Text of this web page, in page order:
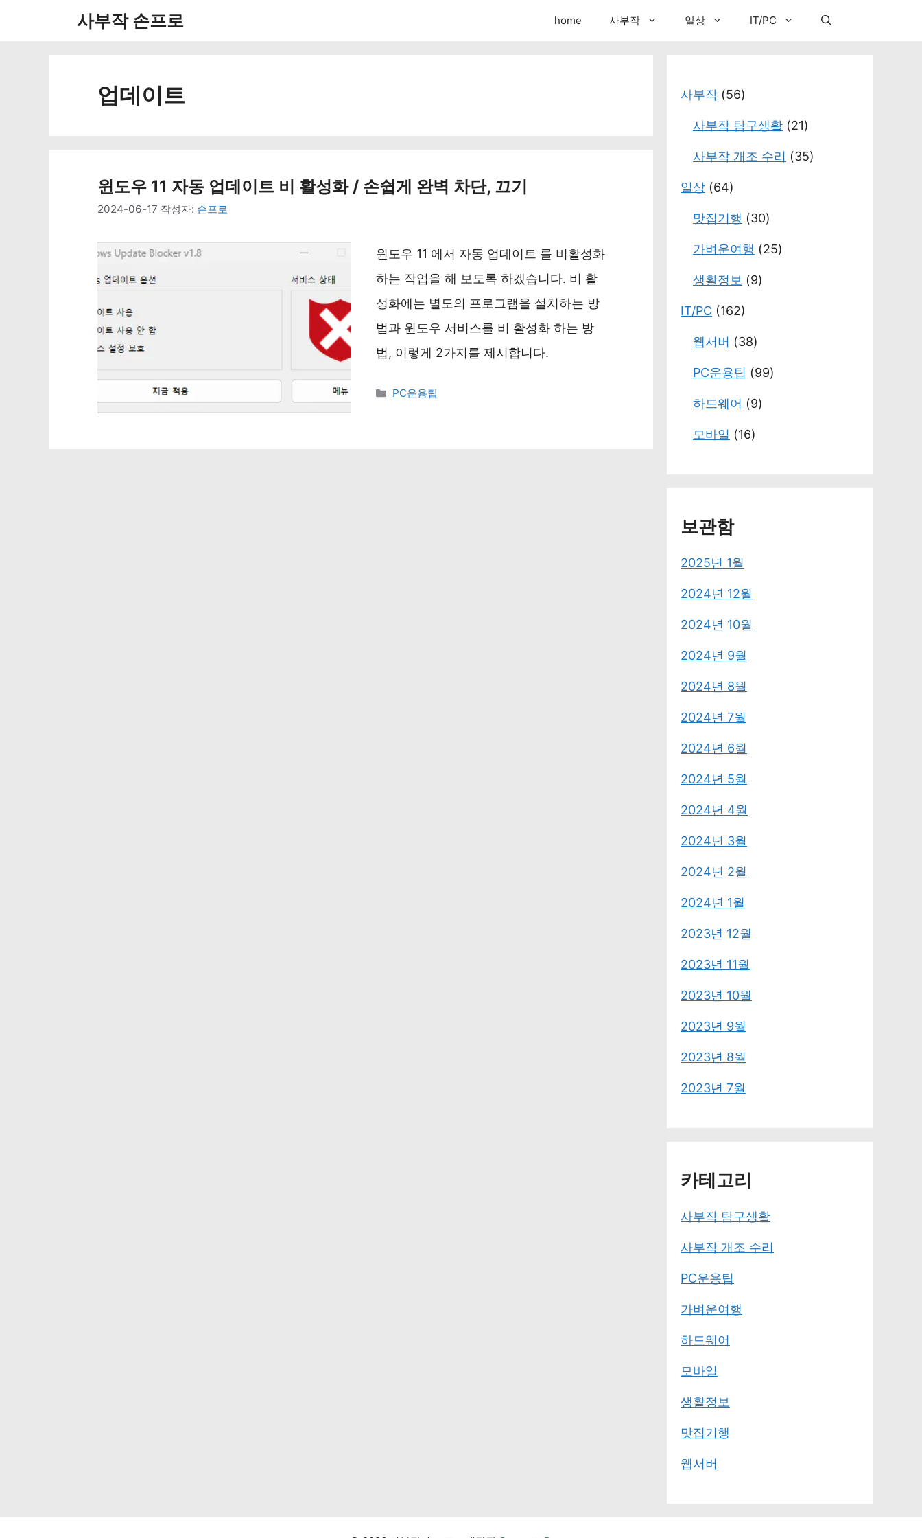
사부작 손프로 home 사부작 일상 IT/PC
업데이트
윈도우 11 자동 업데이트 비 활성화 / 손쉽게 완벽 차단, 끄기
2024-06-17 작성자: 손프로
윈도우 11 에서 자동 업데이트 를 비활성화
하는 작업을 해 보도록 하겠습니다. 비 활
성화에는 별도의 프로그램을 설치하는 방
법과 윈도우 서비스를 비 활성화 하는 방
법, 이렇게 2가지를 제시합니다.
카
PC운용팁
사부작 (56)
사부작 탐구생활 (21)
사부작 개조 수리 (35)
일상 (64)
맛집기행 (30)
가벼운여행 (25)
생활정보 (9)
IT/PC (162)
웹서버 (38)
PC운용팁 (99)
하드웨어 (9)
모바일 (16)
보관함
2025년 1월
2024년 12월
2024년 10월
2024년 9월
2024년 8월
2024년 7월
2024년 6월
2024년 5월
2024년 4월
2024년 3월
2024년 2월
2024년 1월
2023년 12월
2023년 11월
2023년 10월
2023년 9월
2023년 8월
2023년 7월
카테고리
사부작 탐구생활
사부작 개조 수리
PC운용팁
가벼운여행
하드웨어
모바일
생활정보
맛집기행
웹서버